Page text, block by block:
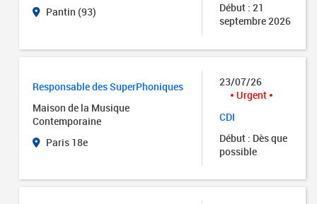
Pantin (93)
Début : 21
septembre 2026
Responsable des SuperPhoniques
Maison de la Musique
Contemporaine
Paris 18e
23/07/26
Urgent
CDI
Début : Dès que
possible